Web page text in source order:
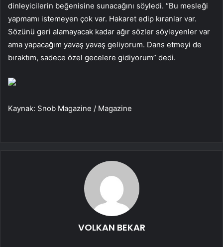
dinleyicilerin beğenisine sunacağını söyledi. “Bu mesleği
yapmamı istemeyen çok var. Hakaret edip kıranlar var.
Sözünü geri alamayacak kadar ağır sözler söyleyenler var
ama yapacağım yavaş yavaş geliyorum. Dans etmeyi de
bıraktım, sadece özel gecelere gidiyorum” dedi.
Kaynak: Snob Magazine / Magazine
VOLKAN BEKAR